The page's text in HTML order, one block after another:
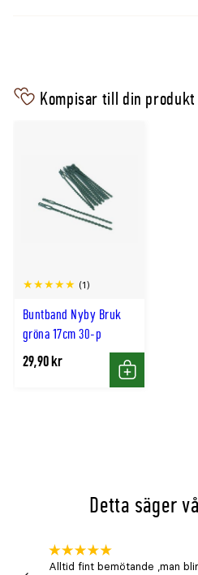
Kompisar till din produkt
Buntband Nyby Bruk
gröna 17cm 30-p
(1)
29,90 kr
Köp
Detta säger
Alltid fint bemötande ,man blir